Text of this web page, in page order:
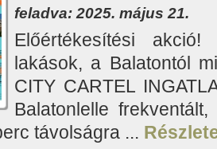
feladva: 2025. május 21.
Előértékesítési
lakások, a Balatontól
CITY CARTEL
Balatonlelle
távolságra ...